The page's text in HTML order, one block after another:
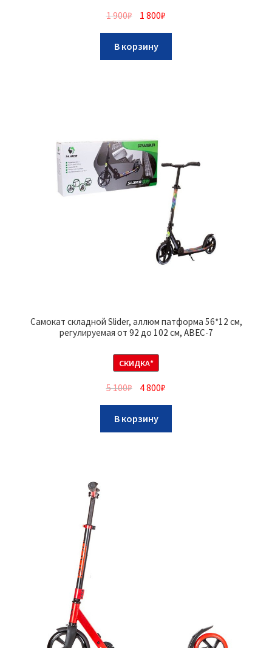
1 900₽ 1 800₽
В корзину
Самокат складной Slider, аллюм патформа 56*12 см,
регулируемая от 92 до 102 см, ABEC-7
СКИДКА*
5 100₽ 4 800₽
В корзину